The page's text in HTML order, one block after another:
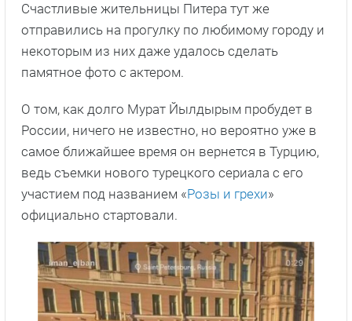
Счастливые жительницы Питера тут же
отправились на прогулку по любимому городу и
некоторым из них даже удалось сделать
памятное фото с актером.
О том, как долго Мурат Йылдырым пробудет в
России, ничего не известно, но вероятно уже в
самое ближайшее время он вернется в Турцию,
ведь съемки нового турецкого сериала с его
участием под названием «Розы и грехи»
официально стартовали.